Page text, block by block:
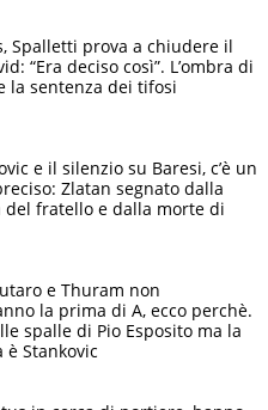
Spalletti prova a chiudere il
“Era deciso così”. L’ombra di
la sentenza dei tifosi
e il silenzio su Baresi, c’è un
Zlatan segnato dalla
del fratello e dalla morte di
e Thuram non
la prima di A, ecco perchè.
spalle di Pio Esposito ma la
è Stankovic